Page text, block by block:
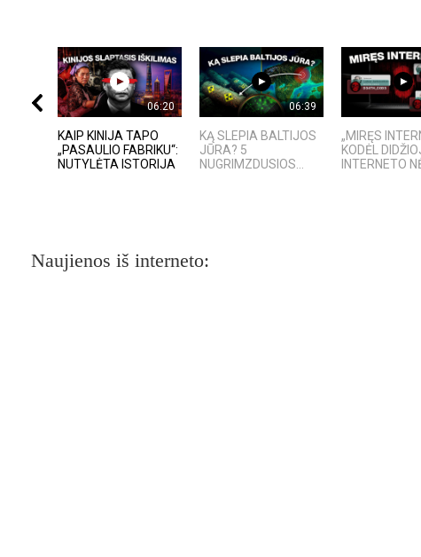
06:20
KAIP KINIJA TAPO
„PASAULIO FABRIKU“:
NUTYLĖTA ISTORIJA
06:39
KĄ SLEPIA BALTIJOS
JŪRA? 5
NUGRIMZDUSIOS...
„MIRĘS
KODĖL
INTERNETO
Naujienos iš interneto: